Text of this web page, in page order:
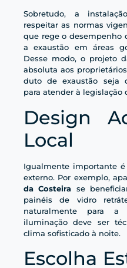
Sobretudo, a
respeitar as normas
que rege o desempenho
a exaustão em áreas
Desse modo, o projeto
absoluta aos
duto de exaustão seja
para atender à legislação
Design
Local
Igualmente importante
externo. Por exemplo,
da Costeira se
painéis de vidro
naturalmente para
iluminação deve ser
clima sofisticado à noite.
Escolha